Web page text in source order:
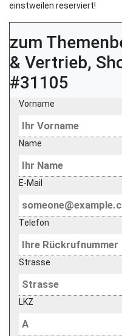
einstweilen reserviert!
zum
& Vertrieb,
#31105
Vorname
Name
E-Mail
Telefon
Strasse
LKZ